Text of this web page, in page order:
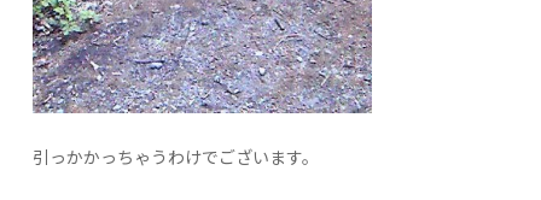
引っかかっちゃうわけでございます。